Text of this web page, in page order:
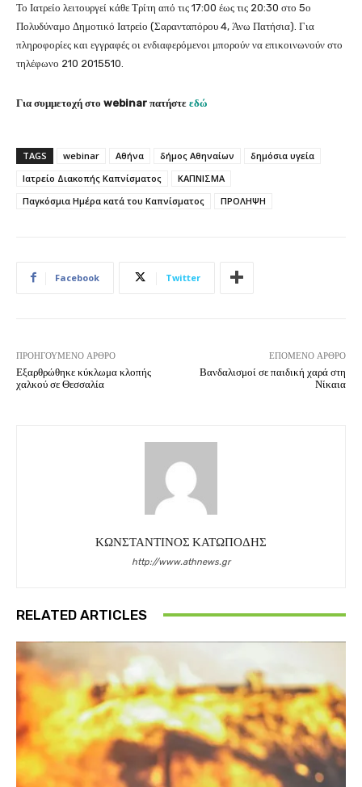
Το Ιατρείο λειτουργεί κάθε Τρίτη από τις 17:00 έως τις 20:30 στο 5ο
Πολυδύναμο Δημοτικό Ιατρείο (Σαρανταπόρου 4, Άνω Πατήσια). Για
πληροφορίες και εγγραφές οι ενδιαφερόμενοι μπορούν να επικοινωνούν στο
τηλέφωνο 210 2015510.
Για συμμετοχή στο webinar πατήστε εδώ
TAGS webinar Αθήνα δήμος Αθηναίων
δημόσια υγεία
Ιατρείο Διακοπής Καπνίσματος
ΚΑΠΝΙΣΜΑ
Παγκόσμια Ημέρα κατά του Καπνίσματος
ΠΡΟΛΗΨΗ
Facebook Twitter
ΠΡΟΗΓΟΎΜΕΝΟ ΆΡΘΡΟ
Εξαρθρώθηκε κύκλωμα κλοπής
χαλκού σε Θεσσαλία
ΕΠΌΜΕΝΟ ΆΡΘΡΟ
Βανδαλισμοί σε παιδική χαρά στη
Νίκαια
ΚΩΝΣΤΑΝΤΙΝΟΣ ΚΑΤΩΠΟΔΗΣ
http://www.athnews.gr
RELATED ARTICLES